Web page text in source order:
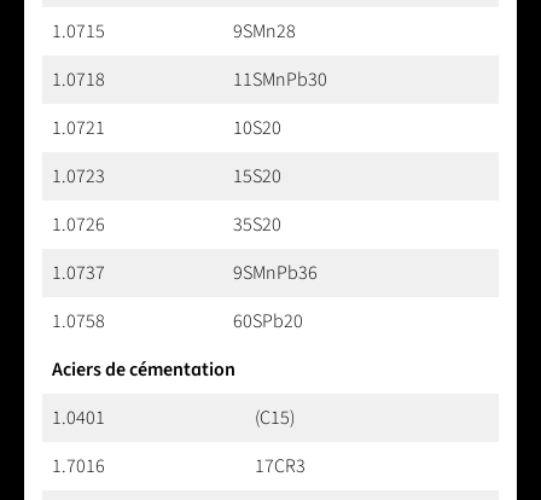
1.0715
9SMn28
1.0718
11SMnPb30
1.0721
10S20
1.0723
15S20
1.0726
35S20
1.0737
9SMnPb36
1.0758
60SPb20
Aciers de cémentation
1.0401
(C15)
1.7016
17CR3